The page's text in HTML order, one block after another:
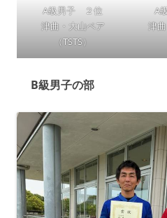
A級男子 ２位
津曲・大山ペア
（TSTS）
A
津
B級男子の部